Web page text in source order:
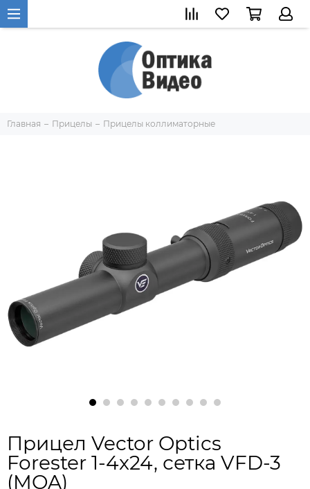
Главная Прицелы Прицелы коллиматорные
Прицел Vector Optics
Forester 1-4x24, сетка VFD-3
(MOA)